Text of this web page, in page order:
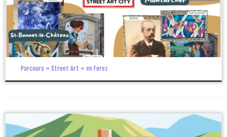
Parcours « Street Art » en Forez